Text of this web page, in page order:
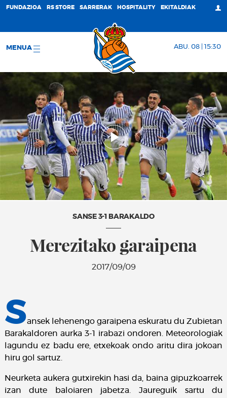
FUNDAZIOA RS STORE SARRERAK HOSPITALITY EKITALDIAK
MENUA ABU. 08 | 15:30
SANSE 3-1 BARAKALDO
Merezitako garaipena
2017/09/09
Sansek lehenengo garaipena eskuratu du Zubietan
Barakaldoren aurka 3-1 irabazi ondoren. Meteorologiak
lagundu ez badu ere, etxekoak ondo aritu dira jokoan
hiru gol sartuz.
Neurketa aukera gutxirekin hasi da, baina gipuzkoarrek
izan dute baloiaren jabetza. Jaureguik sartu du